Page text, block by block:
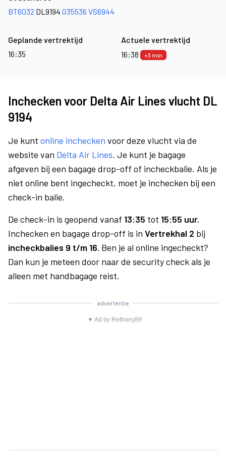
BT6032 DL9194 G35536 VS6944
Geplande vertrektijd
16:35
Actuele vertrektijd
16:38
+3 min
Inchecken voor Delta Air Lines vlucht DL
9194
Je kunt online inchecken voor deze vlucht via de
website van Delta Air Lines. Je kunt je bagage
afgeven bij een bagage drop-off of incheckbalie. Als je
niet online bent ingecheckt, moet je inchecken bij een
check-in balie.
De check-in is geopend vanaf 13:35 tot 15:55 uur.
Inchecken en bagage drop-off is in Vertrekhal 2 bij
incheckbalies 9 t/m 16. Ben je al online ingecheckt?
Dan kun je meteen door naar de security check als je
alleen met handbagage reist.
advertentie
▼ Ad by Refinery89